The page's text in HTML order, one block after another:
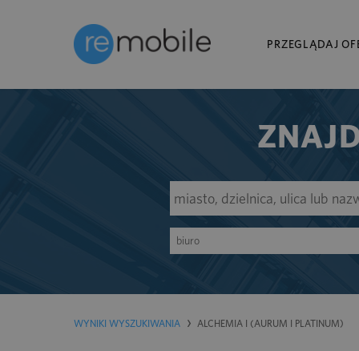
PRZEGLĄDAJ
biuro
WYNIKI WYSZUKIWANIA ALCHEMIA I (AURUM I PLATINUM)